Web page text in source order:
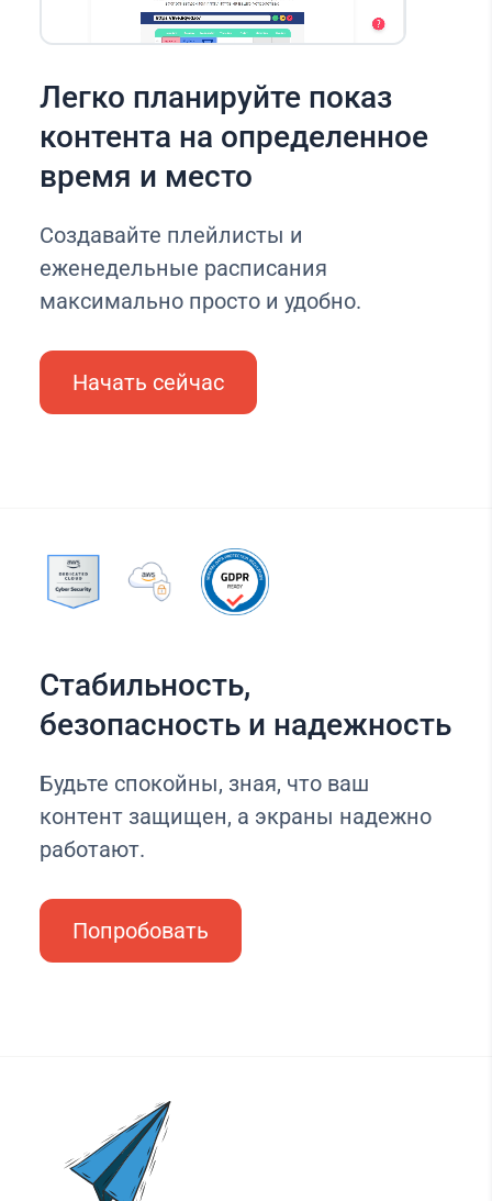
Легко планируйте показ
контента на определенное
время и место
Создавайте плейлисты и
еженедельные расписания
максимально просто и удобно.
Начать сейчас
Стабильность,
безопасность и надежность
Будьте спокойны, зная, что ваш
контент защищен, а экраны надежно
работают.
Попробовать